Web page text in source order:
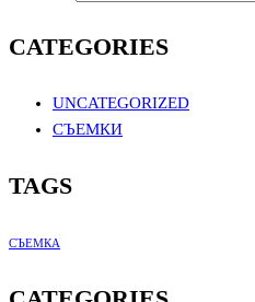
CATEGORIES
UNCATEGORIZED
СЪЕМКИ
TAGS
СЪЕМКА